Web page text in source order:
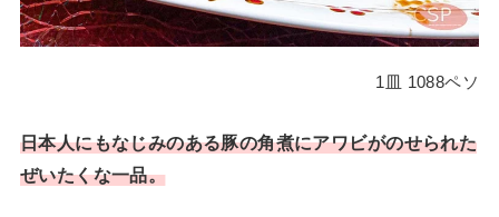
1皿 1088ペソ
日本人にもなじみのある豚の角煮にアワビがのせられた
ぜいたくな一品。